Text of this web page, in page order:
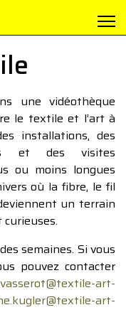
une vidéothèque
le textile et l’art à
installations, des
et des visites
ou moins longues
où la fibre, le fil
un terrain
semaines. Si vous
pouvez contacter
art-
art-